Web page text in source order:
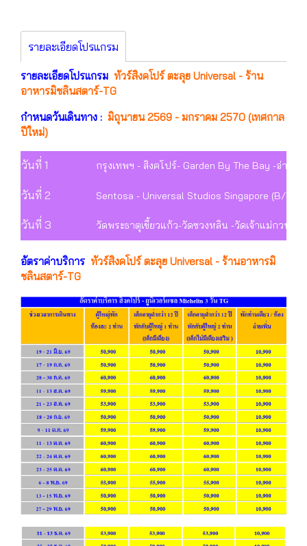
รายละเอียดโปรแกรม
รายละเอียดโปรแกรม ทัวร์สิงคโปร์ ตะลุย Universal - ร้าน
อาหารมิชลินสตาร์-TG
กำหนดวันเดินทาง : มิถุนายน 2569 - มกราคม 2570 (เทศกาล
ปีใหม่)
วันที่ 1 กรุงเทพฯ - สิงคโปร์- Garden By The Bay -อ่าวม
วันที่ 2 Sentosa - Universal Studios Singapore (B/L/D)
วันที่ 3 วัดพระธาตุเขี้ยวแก้ว-วัดซวงหลิน -วัดเจ้าแม่กวน
อัตราค่าบริการ ทัวร์สิงคโปร์ ตะลุย Universal - ร้านอาหารมิ
ชลินสตาร์-TG